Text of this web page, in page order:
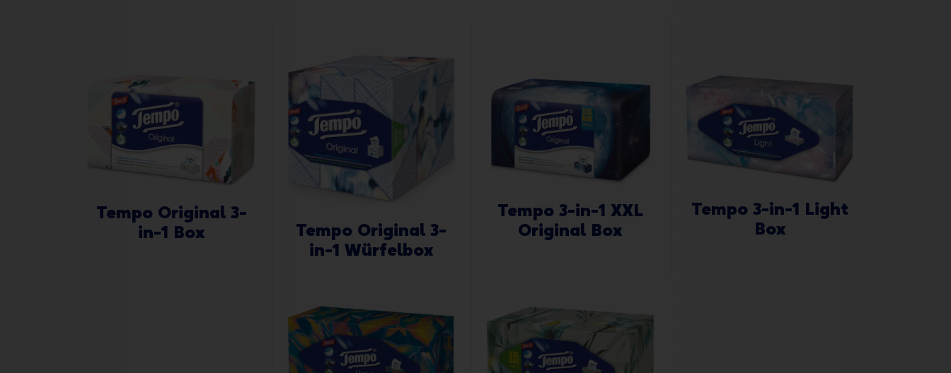
Tempo Original 3-
in-1 Box
Tempo Original 3-
in-1 Würfelbox
Tempo 3-in-1 XXL
Original Box
Tempo 3-in-1 Light
Box